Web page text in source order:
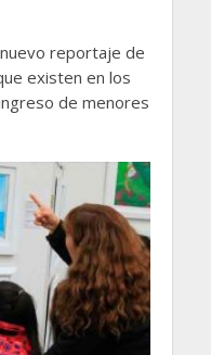
reportaje de
existen en los
de menores